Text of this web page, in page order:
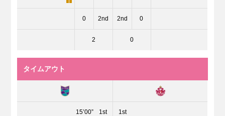
0 2nd 2nd 0
2 0
タイムアウト
15’00” 1st 1st